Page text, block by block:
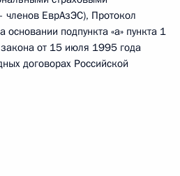
членов ЕврАзЭС), Протокол
подпункта «а» пункта 1
от 15 июля 1995 года
договорах Российской